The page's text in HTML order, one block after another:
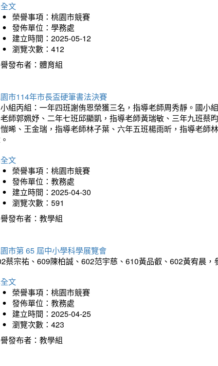
文
榮譽事項：桃園市競賽
發佈單位：學務處
建立時間：2025-05-12
瀏覽次數：412
發布者：體育組
市114年市長盃硬筆書法決賽
組丙組：一年四班謝侑恩榮獲三名，指導老師周秀靜。國小
師郭姵妤、二年七班邱顯凱，指導老師黃瑞敏、三年九班蔡
晞、王金瑞，指導老師林子葉、六年五班楊雨昕，指導老師
文
榮譽事項：桃園市競賽
發佈單位：教務處
建立時間：2025-04-30
瀏覽次數：591
發布者：教學組
市第 65 屆中小學科學展覽會
蔡宗祐、609陳柏誠、602范宇慈、610黃品叡、602黃宥晨
文
榮譽事項：桃園市競賽
發佈單位：教務處
建立時間：2025-04-25
瀏覽次數：423
發布者：教學組